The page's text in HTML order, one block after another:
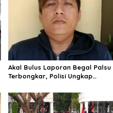
Akal Bulus Laporan Begal Palsu
Terbongkar, Polisi Ungkap
untuk Crypto